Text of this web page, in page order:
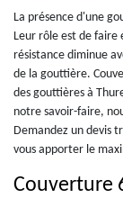
La présence d'une
Leur rôle est de faire
résistance diminue
de la gouttière.
des gouttières à
notre savoir-faire,
Demandez un devis
vous apporter le
Couverture